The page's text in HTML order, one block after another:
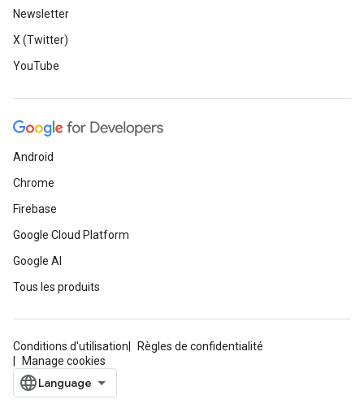
Newsletter
X (Twitter)
YouTube
Android
Chrome
Firebase
Google Cloud Platform
Google AI
Tous les produits
Conditions d'utilisation
Règles de confidentialité
Manage cookies